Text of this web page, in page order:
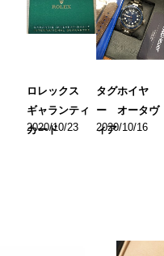
ロレックス
ギャランティ
カード
2020/10/23
タグホイヤ
ー オータヴ
ィア
2020/10/16